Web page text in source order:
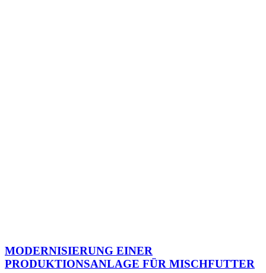
MODERNISIERUNG EINER
PRODUKTIONSANLAGE FÜR MISCHFUTTER